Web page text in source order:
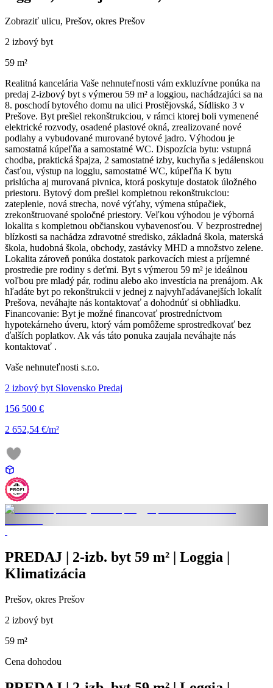
Zobraziť ulicu, Prešov, okres Prešov
2 izbový byt
59 m²
Realitná kancelária Vaše nehnuteľnosti vám exkluzívne ponúka na
predaj 2-izbový byt s výmerou 59 m² a loggiou, nachádzajúci sa na
8. poschodí bytového domu na ulici Prostějovská, Sídlisko 3 v
Prešove. Byt prešiel rekonštrukciou, v rámci ktorej boli vymenené
elektrické rozvody, osadené plastové okná, zrealizované nové
podlahy a vybudované murované bytové jadro. Výhodou je
samostatná kúpeľňa a samostatné WC. Dispozícia bytu: vstupná
chodba, praktická špajza, 2 samostatné izby, kuchyňa s jedálenskou
časťou, výstup na loggiu, samostatné WC, kúpeľňa K bytu
prislúcha aj murovaná pivnica, ktorá poskytuje dostatok úložného
priestoru. Bytový dom prešiel kompletnou rekonštrukciou:
zateplenie, nová strecha, nové výťahy, výmena stúpačiek,
zrekonštruované spoločné priestory. Veľkou výhodou je výborná
lokalita s kompletnou občianskou vybavenosťou. V bezprostrednej
blízkosti sa nachádza zdravotné stredisko, základná škola, materská
škola, hudobná škola, obchody, zastávky MHD a množstvo zelene.
Lokalita zároveň ponúka dostatok parkovacích miest a príjemné
prostredie pre rodiny s deťmi. Byt s výmerou 59 m² je ideálnou
voľbou pre mladý pár, rodinu alebo ako investícia na prenájom. Ak
hľadáte byt po rekonštrukcii v jednej z najvyhľadávanejších lokalít
Prešova, neváhajte nás kontaktovať a dohodnúť si obhliadku.
Financovanie: Byt je možné financovať prostredníctvom
hypotekárneho úveru, ktorý vám pomôžeme sprostredkovať bez
ďalších poplatkov. Ak vás táto ponuka zaujala neváhajte nás
kontaktovať .
Vaše nehnuteľnosti s.r.o.
2 izbový byt Slovensko Predaj
156 500 €
2 652,54 €/m²
PREDAJ | 2-izb. byt 59 m² | Loggia |
Klimatizácia
Prešov, okres Prešov
2 izbový byt
59 m²
Cena dohodou